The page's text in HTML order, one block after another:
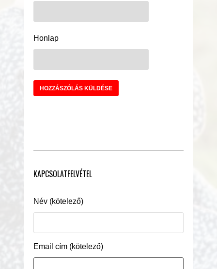
Honlap
KAPCSOLATFELVÉTEL
Név (kötelező)
Email cím (kötelező)